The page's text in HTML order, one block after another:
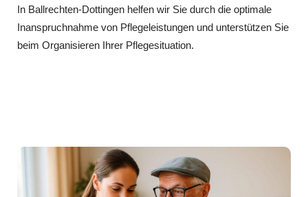
In Ballrechten-Dottingen helfen wir Sie durch die optimale
Inanspruchnahme von Pflegeleistungen und unterstützen Sie
beim Organisieren Ihrer Pflegesituation.